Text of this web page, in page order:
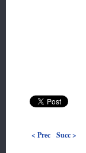
< Prec Succ >